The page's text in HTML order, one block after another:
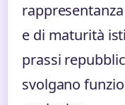
e di maturità
prassi
svolgano